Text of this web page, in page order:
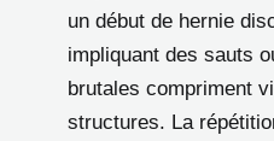
un début de hernie
impliquant des sauts
brutales compriment
structures. La